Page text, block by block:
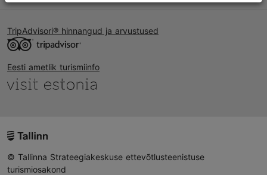
TripAdvisori® hinnangud ja arvustused
Eesti ametlik turismiinfo
© Tallinna Strateegiakeskuse ettevõtlusteenistuse
turismiosakond